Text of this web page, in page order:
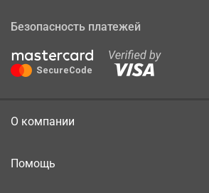
Безопасность платежей
О компании
Помощь